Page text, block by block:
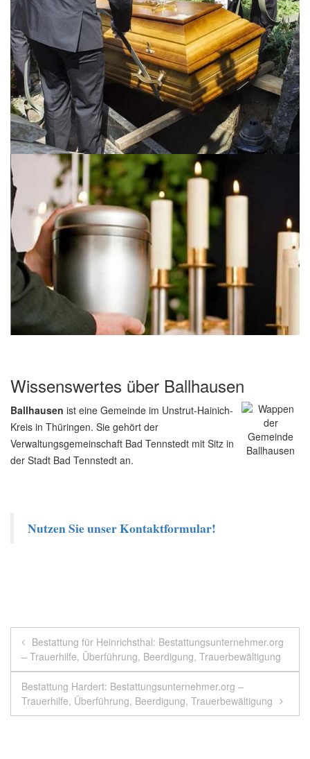
Wissenswertes über Ballhausen
Ballhausen ist eine Gemeinde im Unstrut-Hainich-
Kreis in Thüringen. Sie gehört der
Verwaltungsgemeinschaft Bad Tennstedt mit Sitz in
der Stadt Bad Tennstedt an.
Nutzen Sie unser Kontaktformular!
Beitragsnavigation
Bestattung für Heinrichsthal: Bestattungsunternehmer.org
– Trauerhilfe, Überführung, Beerdigung, Trauerbewältigung
Bestattung Hardert: Bestattungsunternehmer.org –
Trauerhilfe, Überführung, Beerdigung, Trauerbewältigung